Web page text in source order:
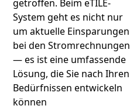
getroffen. Beim eTILE-
System geht es nicht nur
um aktuelle Einsparungen
bei den Stromrechnungen
— es ist eine umfassende
Lösung, die Sie nach Ihren
Bedürfnissen entwickeln
können